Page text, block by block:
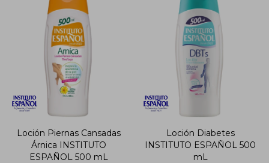
Loción Piernas Cansadas
Árnica INSTITUTO
ESPAÑOL 500 mL
Loción Diabetes
INSTITUTO ESPAÑOL 500
mL